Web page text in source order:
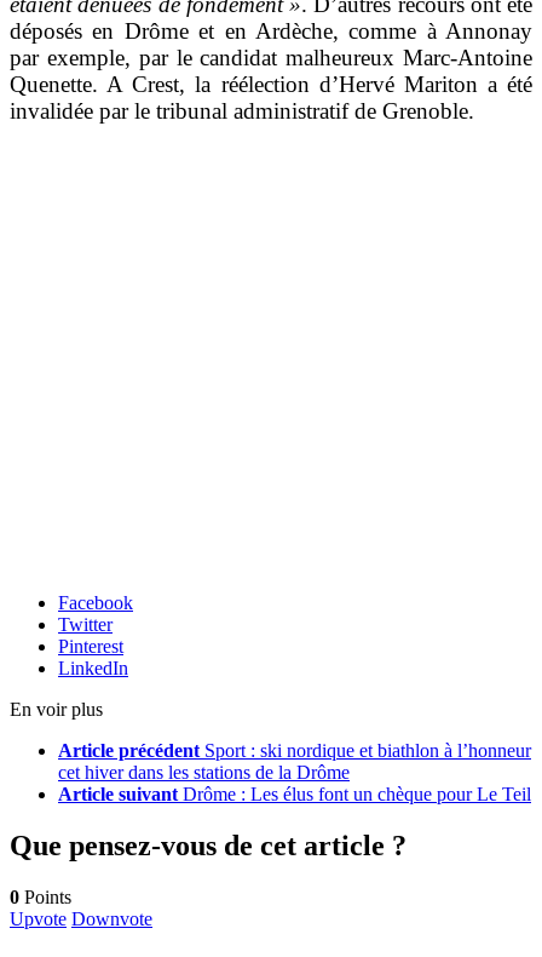
déposés en Drôme et en Ardèche, comme à Annonay
par exemple, par le candidat malheureux Marc-Antoine
Quenette. A Crest, la réélection d’Hervé Mariton a été
invalidée par le tribunal administratif de Grenoble.
Facebook
Twitter
Pinterest
LinkedIn
En voir plus
Article précédent Sport : ski nordique et biathlon à l’honneur
cet hiver dans les stations de la Drôme
Article suivant Drôme : Les élus font un chèque pour Le Teil
Que pensez-vous de cet article ?
0 Points
Upvote Downvote